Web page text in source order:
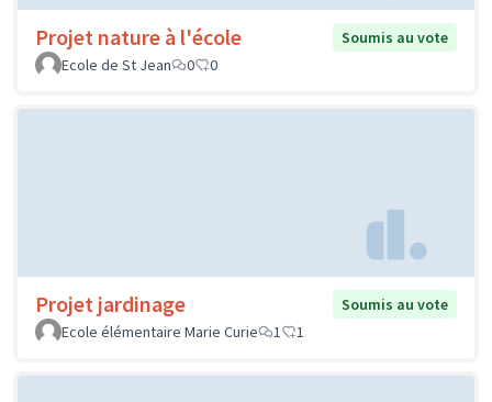
Projet nature à l'école
Soumis au vote
Ecole de St Jean
0 0
Projet jardinage
Soumis au vote
Ecole élémentaire Marie Curie
1 1